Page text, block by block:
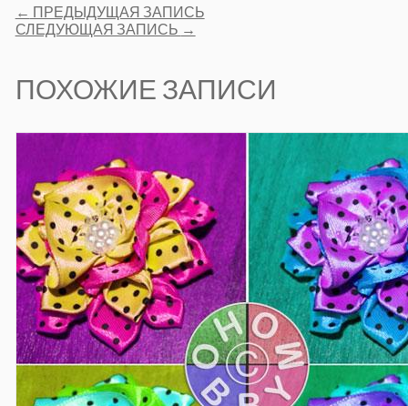
Post
navigation
← ПРЕДЫДУЩАЯ ЗАПИСЬ
СЛЕДУЮЩАЯ ЗАПИСЬ →
ПОХОЖИЕ ЗАПИСИ